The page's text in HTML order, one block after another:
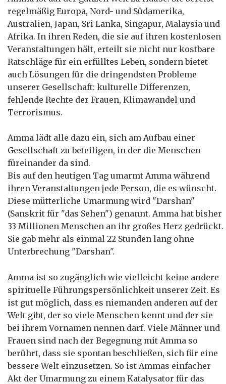
regelmäßig Europa, Nord- und Südamerika,
Australien, Japan, Sri Lanka, Singapur, Malaysia und
Afrika. In ihren Reden, die sie auf ihren kostenlosen
Veranstaltungen hält, erteilt sie nicht nur kostbare
Ratschläge für ein erfülltes Leben, sondern bietet
auch Lösungen für die dringendsten Probleme
unserer Gesellschaft: kulturelle Differenzen,
fehlende Rechte der Frauen, Klimawandel und
Terrorismus.
Amma lädt alle dazu ein, sich am Aufbau einer
Gesellschaft zu beteiligen, in der die Menschen
füreinander da sind.
Bis auf den heutigen Tag umarmt Amma während
ihren Veranstaltungen jede Person, die es wünscht.
Diese mütterliche Umarmung wird "Darshan"
(Sanskrit für "das Sehen") genannt. Amma hat bisher
33 Millionen Menschen an ihr großes Herz gedrückt.
Sie gab mehr als einmal 22 Stunden lang ohne
Unterbrechung "Darshan".
Amma ist so zugänglich wie vielleicht keine andere
spirituelle Führungspersönlichkeit unserer Zeit. Es
ist gut möglich, dass es niemanden anderen auf der
Welt gibt, der so viele Menschen kennt und der sie
bei ihrem Vornamen nennen darf. Viele Männer und
Frauen sind nach der Begegnung mit Amma so
berührt, dass sie spontan beschließen, sich für eine
bessere Welt einzusetzen. So ist Ammas einfacher
Akt der Umarmung zu einem Katalysator für das